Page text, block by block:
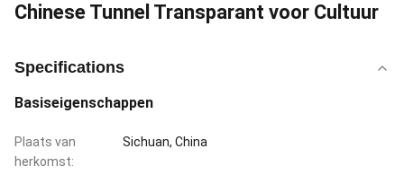
Chinese Tunnel Transparant voor Cultuur
Specifications
Basiseigenschappen
Plaats van
herkomst:
Sichuan, China